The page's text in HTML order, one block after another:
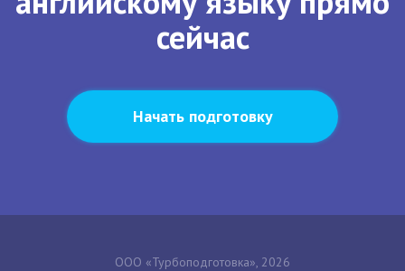
сейчас
Начать подготовку
ООО «Турбоподготовка», 2026